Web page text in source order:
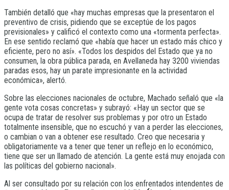
También detalló que «hay muchas empresas que la presentaron el
preventivo de crisis, pidiendo que se exceptúe de los pagos
previsionales» y calificó el contexto como una «tormenta perfecta».
En ese sentido reclamó que «había que hacer un estado más chico y
eficiente, pero no así». «Todos los despidos del Estado que ya no
consumen, la obra pública parada, en Avellaneda hay 3200 viviendas
paradas esos, hay un parate impresionante en la actividad
económica», alertó.
Sobre las elecciones nacionales de octubre, Machado señaló que «la
gente vota cosas concretas» y subrayó: «Hay un sector que se
ocupa de tratar de resolver sus problemas y por otro un Estado
totalmente insensible, que no escuchó y van a perder las elecciones,
o cambian o van a obtener ese resultado. Creo que necesaria y
obligatoriamente va a tener que tener un reflejo en lo económico,
tiene que ser un llamado de atención. La gente está muy enojada con
las políticas del gobierno nacional».
Al ser consultado por su relación con los enfrentados intendentes de